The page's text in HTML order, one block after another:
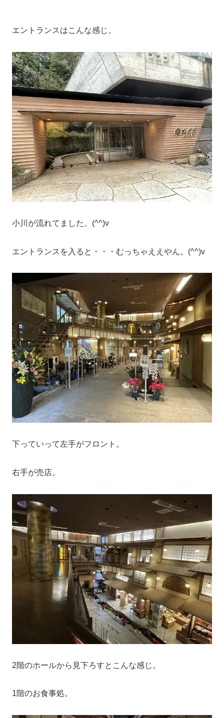
エントランスはこんな感じ。
小川が流れてました。(^^)v
エントランスを入ると・・・むっちゃええやん。(^^)v
下っていって左手がフロント。
右手が売店。
2階のホールから見下ろすとこんな感じ。
1階のお食事処。